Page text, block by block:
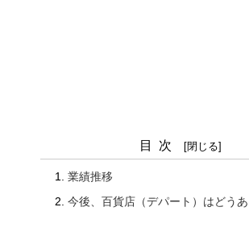
目次
業績推移
今後、百貨店（デパート）はどう